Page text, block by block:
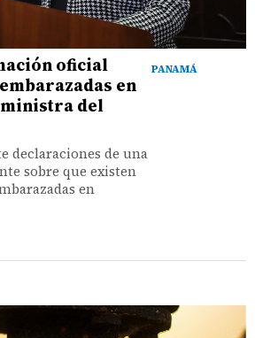
PANAMÁ
oficial
en
del
declaraciones de una
sobre que existen
en